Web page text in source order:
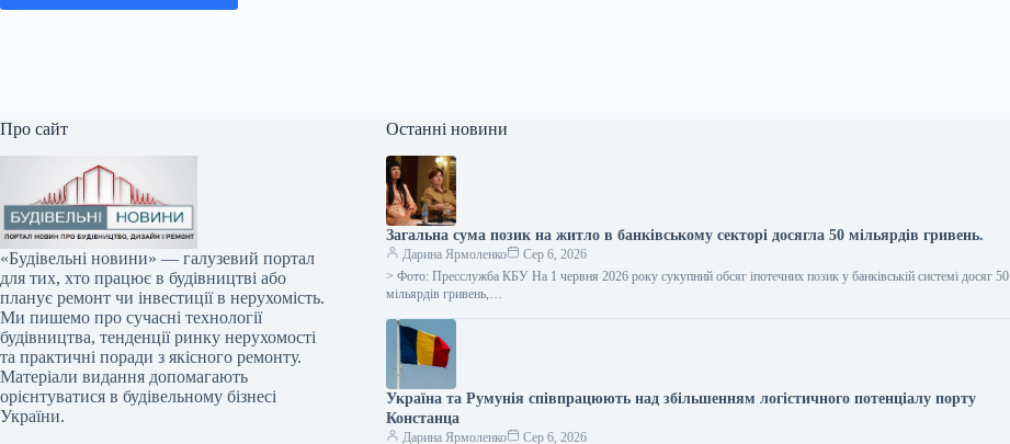
Про сайт
«Будівельні новини» — галузевий портал
для тих, хто працює в будівництві або
планує ремонт чи інвестиції в нерухомість.
Ми пишемо про сучасні технології
будівництва, тенденції ринку нерухомості
та практичні поради з якісного ремонту.
Матеріали видання допомагають
орієнтуватися в будівельному бізнесі
України.
Останні новини
Загальна сума позик на житло в банківському секторі досягла 50 мільярдів гривень.
Дарина Ярмоленко
Сер 6, 2026
> Фото: Пресслужба КБУ На 1 червня 2026 року сукупний обсяг іпотечних позик у банківській системі досяг 50
мільярдів гривень,…
Україна та Румунія співпрацюють над збільшенням логістичного потенціалу порту
Констанца
Дарина Ярмоленко Сер 6, 2026